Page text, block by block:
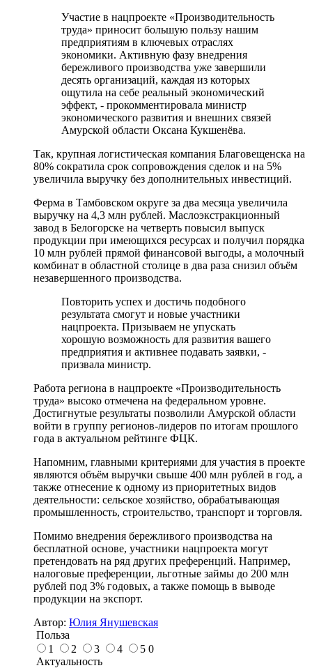
Участие в нацпроекте «Производительность
труда» приносит большую пользу нашим
предприятиям в ключевых отраслях
экономики. Активную фазу внедрения
бережливого производства уже завершили
десять организаций, каждая из которых
ощутила на себе реальный экономический
эффект, - прокомментировала министр
экономического развития и внешних связей
Амурской области Оксана Кукшенёва.
Так, крупная логистическая компания Благовещенска на
80% сократила срок сопровождения сделок и на 5%
увеличила выручку без дополнительных инвестиций.
Ферма в Тамбовском округе за два месяца увеличила
выручку на 4,3 млн рублей. Маслоэкстракционный
завод в Белогорске на четверть повысил выпуск
продукции при имеющихся ресурсах и получил порядка
10 млн рублей прямой финансовой выгоды, а молочный
комбинат в областной столице в два раза снизил объём
незавершенного производства.
Повторить успех и достичь подобного
результата смогут и новые участники
нацпроекта. Призываем не упускать
хорошую возможность для развития вашего
предприятия и активнее подавать заявки, -
призвала министр.
Работа региона в нацпроекте «Производительность
труда» высоко отмечена на федеральном уровне.
Достигнутые результаты позволили Амурской области
войти в группу регионов-лидеров по итогам прошлого
года в актуальном рейтинге ФЦК.
Напомним, главными критериями для участия в проекте
являются объём выручки свыше 400 млн рублей в год, а
также отнесение к одному из приоритетных видов
деятельности: сельское хозяйство, обрабатывающая
промышленность, строительство, транспорт и торговля.
Помимо внедрения бережливого производства на
бесплатной основе, участники нацпроекта могут
претендовать на ряд других преференций. Например,
налоговые преференции, льготные займы до 200 млн
рублей под 3% годовых, а также помощь в выводе
продукции на экспорт.
Автор: Юлия Янушевская
Польза
1
2 3 4 5 0
Актуальность